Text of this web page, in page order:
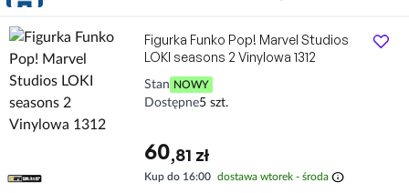
Figurka Funko Pop! Marvel Studios
LOKI seasons 2 Vinylowa 1312
Stan NOWY
Dostępne5 szt.
60,81 zł
Kup do 16:00 dostawa wtorek - środa info